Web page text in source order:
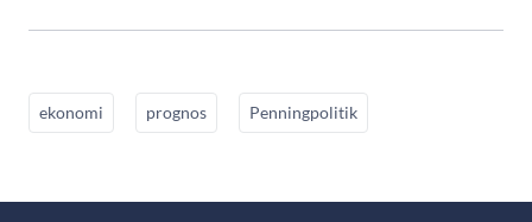
ekonomi prognos Penningpolitik